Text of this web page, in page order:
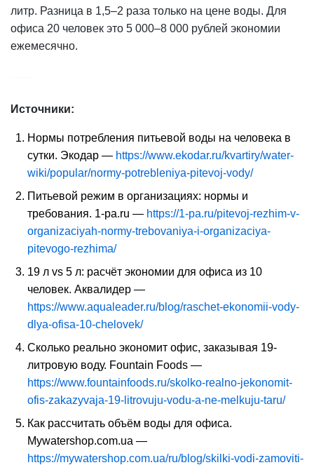
литр. Разница в 1,5–2 раза только на цене воды. Для
офиса 20 человек это 5 000–8 000 рублей экономии
ежемесячно.
Источники:
Нормы потребления питьевой воды на человека в
сутки. Экодар — https://www.ekodar.ru/kvartiry/water-
wiki/popular/normy-potrebleniya-pitevoj-vody/
Питьевой режим в организациях: нормы и
требования. 1-pa.ru — https://1-pa.ru/pitevoj-rezhim-v-
organizaciyah-normy-trebovaniya-i-organizaciya-
pitevogo-rezhima/
19 л vs 5 л: расчёт экономии для офиса из 10
человек. Аквалидер —
https://www.aqualeader.ru/blog/raschet-ekonomii-vody-
dlya-ofisa-10-chelovek/
Сколько реально экономит офис, заказывая 19-
литровую воду. Fountain Foods —
https://www.fountainfoods.ru/skolko-realno-jekonomit-
ofis-zakazyvaja-19-litrovuju-vodu-a-ne-melkuju-taru/
Как рассчитать объём воды для офиса.
Mywatershop.com.ua —
https://mywatershop.com.ua/ru/blog/skilki-vodi-zamoviti-